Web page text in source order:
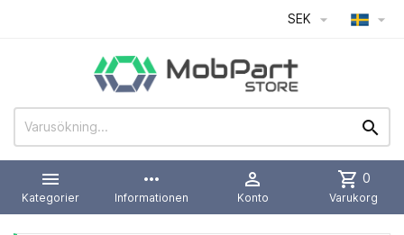
SEK  


Kategorier
more_horiz
Informationen

Konto
shopping_cart 0
Varukorg